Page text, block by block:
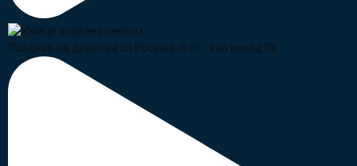
Поздрав од друштва са Росуља 💪🏻 ...као некад 🥰